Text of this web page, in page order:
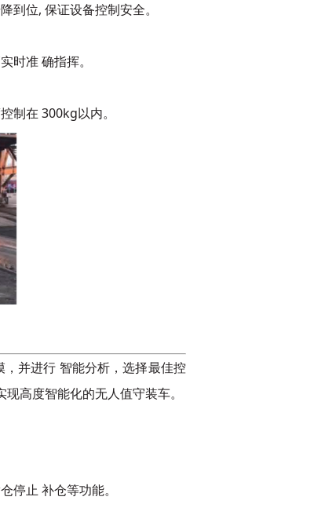
到位, 保证设备控制安全。
时准确指挥。
制在 300kg以内。
，并进行 智能分析，选择最佳控
高度智能化的无人值守装车。
停止 补仓等功能。